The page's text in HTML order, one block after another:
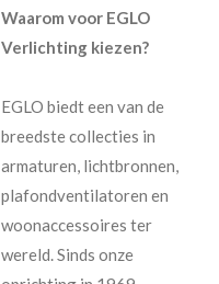
Waarom voor EGLO
Verlichting kiezen?
EGLO biedt een van de
breedste collecties in
armaturen, lichtbronnen,
plafondventilatoren en
woonaccessoires ter
wereld. Sinds onze